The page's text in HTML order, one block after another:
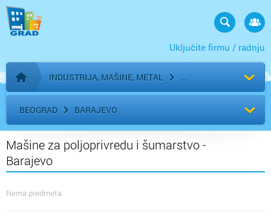
Uključite firmu / radnju
Početna stranica
INDUSTRIJA, MAŠINE, METAL
BEOGRAD BARAJEVO
Mašine za poljoprivredu i šumarstvo -
Barajevo
Nema predmeta